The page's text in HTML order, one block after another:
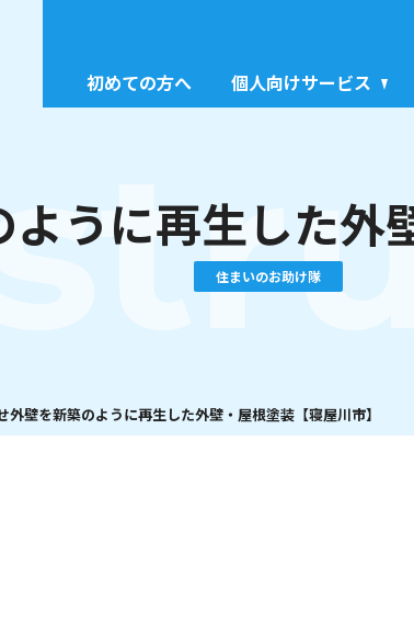
初めての方へ 個人向けサービス
うに再生した外
住まいのお助け隊
外壁を新築のように再生した外壁・屋根塗装【寝屋川市】